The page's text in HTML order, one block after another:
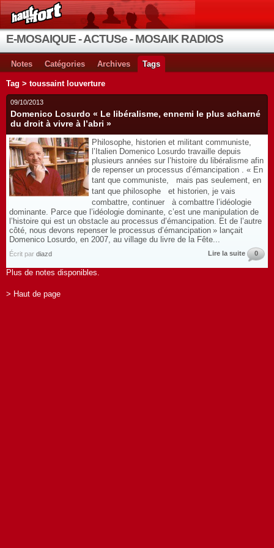
E-MOSAIQUE - ACTUSe - MOSAIK RADIOS
Notes Catégories Archives Tags
Tag > toussaint louverture
09/10/2013
Domenico Losurdo « Le libéralisme, ennemi le plus acharné
du droit à vivre à l’abri »
Philosophe, historien et militant communiste,
l’Italien Domenico Losurdo travaille depuis
plusieurs années sur l’histoire du libéralisme afin
de repenser un processus d’émancipation . « En
tant que communiste, mais pas seulement, en
tant que philosophe et historien, je vais
combattre, continuer à combattre l’idéologie
dominante. Parce que l’idéologie dominante, c’est une manipulation de
l’histoire qui est un obstacle au processus d’émancipation. Et de l’autre
côté, nous devons repenser le processus d’émancipation » lançait
Domenico Losurdo, en 2007, au village du livre de la Fête...
Écrit par diazd Lire la suite 0
Plus de notes disponibles.
> Haut de page